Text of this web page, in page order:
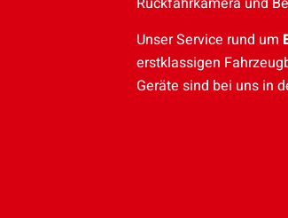
Unser Service rund um
erstklassigen
Geräte sind bei uns in